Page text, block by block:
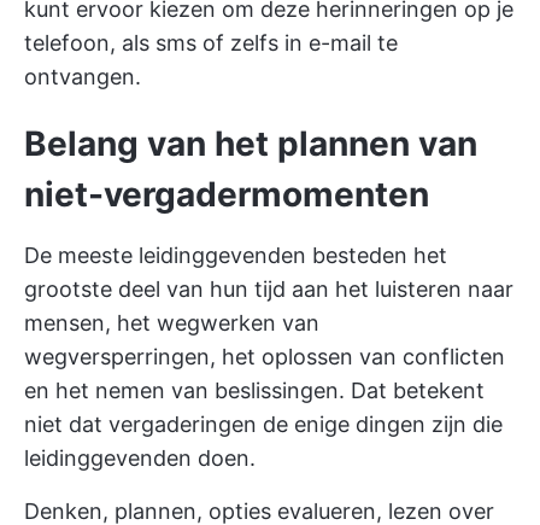
kunt ervoor kiezen om deze herinneringen op je
telefoon, als sms of zelfs in e-mail te
ontvangen.
Belang van het plannen van
niet-vergadermomenten
De meeste leidinggevenden besteden het
grootste deel van hun tijd aan het luisteren naar
mensen, het wegwerken van
wegversperringen, het oplossen van conflicten
en het nemen van beslissingen. Dat betekent
niet dat vergaderingen de enige dingen zijn die
leidinggevenden doen.
Denken, plannen, opties evalueren, lezen over